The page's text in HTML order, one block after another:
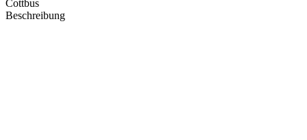
Cottbus
Beschreibung